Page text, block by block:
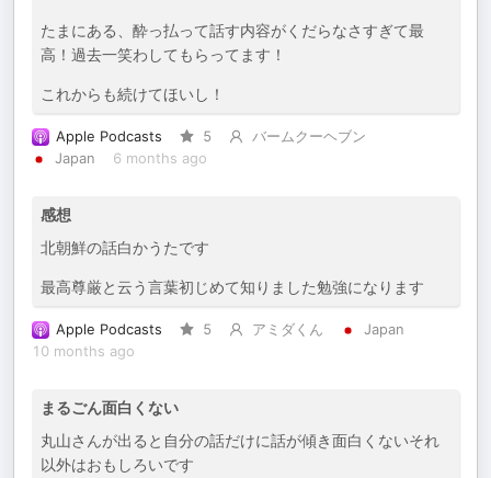
たまにある、酔っ払って話す内容がくだらなさすぎて最
高！過去一笑わしてもらってます！
これからも続けてほいし！
Apple Podcasts 5
バームクーヘブン
Japan
6 months ago
感想
北朝鮮の話白かうたです
最高尊厳と云う言葉初じめて知りました勉強になります
Apple Podcasts 5 アミダくん
Japan
10 months ago
まるごん面白くない
丸山さんが出ると自分の話だけに話が傾き面白くないそれ
以外はおもしろいです